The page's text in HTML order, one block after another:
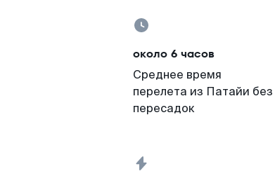
около 6 часов
Среднее время
перелета из Патайи без
пересадок